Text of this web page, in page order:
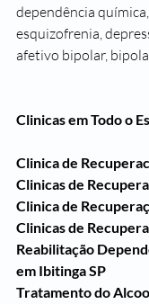
dependência
esquizofrenia,
afetivo bipolar,
Clinicas em Todo o
Clinica de
Clinicas de
Clinica de
Clinicas de
Reabilitação
em Ibitinga SP
Tratamento do